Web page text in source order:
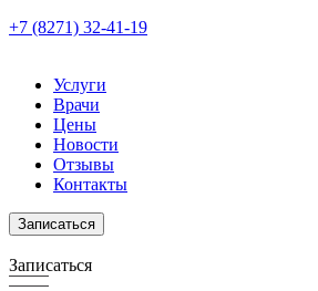
+7 (8271) 32-41-19
Услуги
Врачи
Цены
Новости
Отзывы
Контакты
Записаться
Записаться